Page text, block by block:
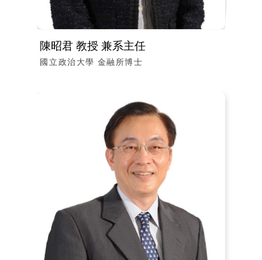
陳昭君 教授 兼系主任
國立政治大學 金融所博士